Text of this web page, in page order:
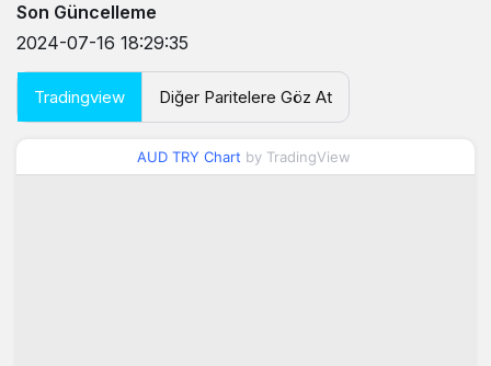
Son Güncelleme
2024-07-16 18:29:35
Tradingview Diğer Paritelere Göz At
AUD TRY Chart by TradingView